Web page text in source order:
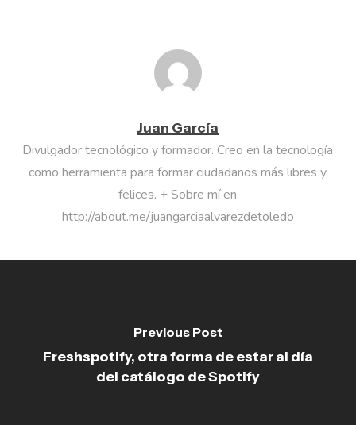
Juan García
Divulgador tecnológico y formador. Creo en la tecnología
como herramienta para formar ciudadanos más libres y
felices. + Sobre mí en
http://about.me/juangarciaalvarezdetoledo
Previous Post
Freshspotify, otra forma de estar al día
del catálogo de Spotify